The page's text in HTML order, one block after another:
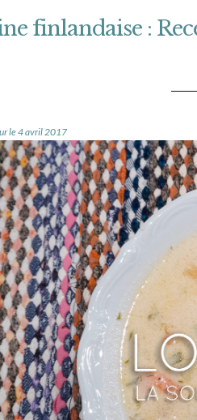
finlandaise :
le 4 avril 2017